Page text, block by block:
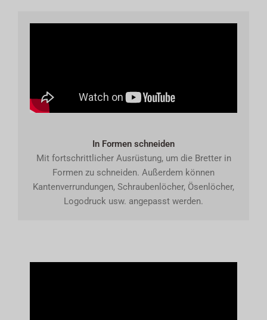
In Formen schneiden
Mit fortschrittlicher Ausrüstung, um die Bretter in
Formen zu schneiden. Außerdem können
Kantenverrundungen, Schraubenlöcher, Ösenlöcher,
Logodruck usw. angepasst werden.